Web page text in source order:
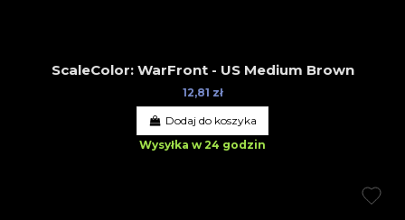
ScaleColor: WarFront - US Medium Brown
12,81 zł
Dodaj do koszyka
Wysyłka w 24 godzin